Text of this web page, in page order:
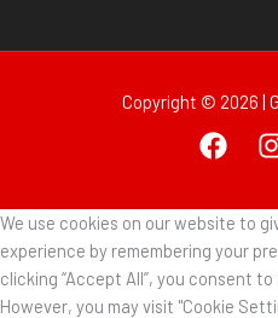
Copyright © 2026 |
We use cookies on our website to
experience by remembering your
clicking “Accept All”, you consent
However, you may visit "Cookie